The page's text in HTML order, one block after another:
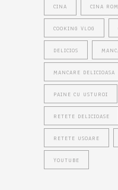
CINA CINA
COOKING VLOG
DELICIOS
MANCARE DELICIOASA
PAINE CU USTUROI
RETETE DELICIOASE
RETETE USOARE
YOUTUBE